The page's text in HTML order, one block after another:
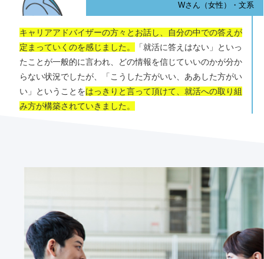
Wさん（女性）・文系
キャリアアドバイザーの方々とお話し、自分の中での答えが
定まっていくのを感じました。
「就活に答えはない」といっ
たことが一般的に言われ、どの情報を信じていいのかが分か
らない状況でしたが、「こうした方がいい、ああした方がい
い」ということをはっきりと言って頂けて、就活への取り組
み方が構築されていきました。